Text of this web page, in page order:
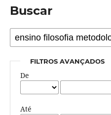
Buscar
FILTROS AVANÇADOS
De
Até